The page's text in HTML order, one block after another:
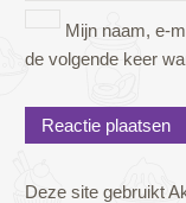
Mijn naam, e-
de volgende keer
Deze site gebruikt